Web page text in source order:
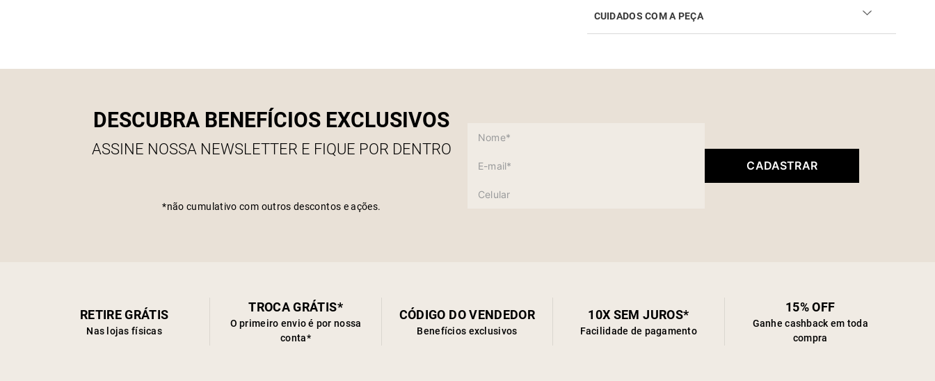
Realizar sua troca ou devolução é fácil. Confira maiores
informações nolink
CUIDADOS COM A PEÇA
DESCUBRA BENEFÍCIOS EXCLUSIVOS
ASSINE NOSSA NEWSLETTER E FIQUE POR DENTRO
*não cumulativo com outros descontos e ações.
CADASTRAR
RETIRE GRÁTIS
Nas lojas físicas
TROCA GRÁTIS*
O primeiro envio é por nossa
conta*
CÓDIGO DO VENDEDOR
Benefícios exclusivos
10X SEM JUROS*
Facilidade de pagamento
15% OFF
Ganhe cashback em toda
compra